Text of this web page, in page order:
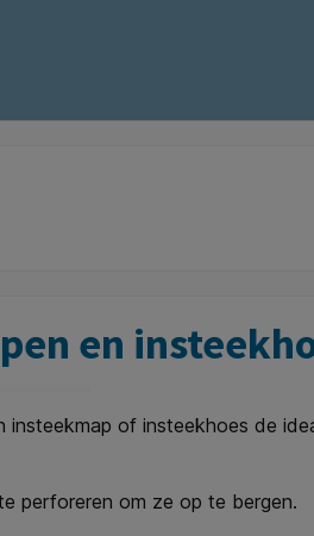
en
of insteekhoes de
perforeren om ze op te bergen.